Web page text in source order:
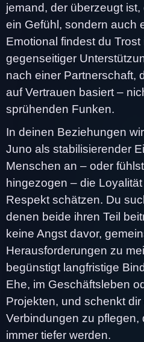
jemand, der überzeugt
ein Gefühl, sondern auch
Emotional findest du
gegenseitiger
nach einer Partnerschaft,
auf Vertrauen basiert –
sprühenden Funken.
In deinen Beziehungen
Juno als stabilisierender
Menschen an – oder
hingezogen – die
Respekt schätzen. Du
denen beide ihren Teil
keine Angst davor,
Herausforderungen zu
begünstigt langfristige
Ehe, im Geschäftsleben
Projekten, und schenkt
Verbindungen zu pflegen,
immer tiefer werden.